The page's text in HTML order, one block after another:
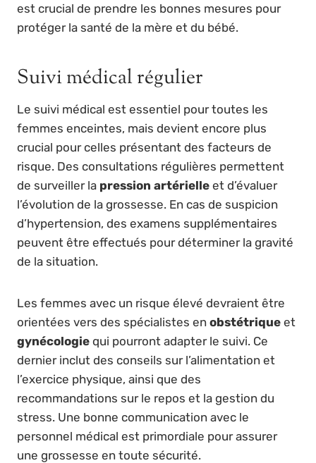
est crucial de prendre les bonnes mesures pour
protéger la santé de la mère et du bébé.
Suivi médical régulier
Le suivi médical est essentiel pour toutes les
femmes enceintes, mais devient encore plus
crucial pour celles présentant des facteurs de
risque. Des consultations régulières permettent
de surveiller la pression artérielle et d’évaluer
l’évolution de la grossesse. En cas de suspicion
d’hypertension, des examens supplémentaires
peuvent être effectués pour déterminer la gravité
de la situation.
Les femmes avec un risque élevé devraient être
orientées vers des spécialistes en obstétrique et
gynécologie qui pourront adapter le suivi. Ce
dernier inclut des conseils sur l’alimentation et
l’exercice physique, ainsi que des
recommandations sur le repos et la gestion du
stress. Une bonne communication avec le
personnel médical est primordiale pour assurer
une grossesse en toute sécurité.